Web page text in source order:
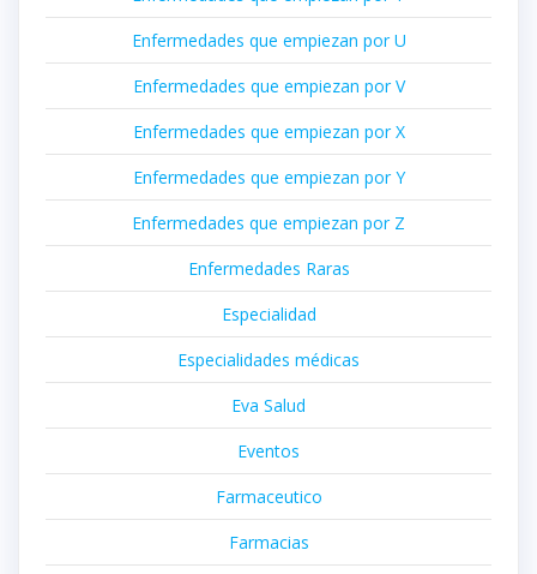
Enfermedades que empiezan por U
Enfermedades que empiezan por V
Enfermedades que empiezan por X
Enfermedades que empiezan por Y
Enfermedades que empiezan por Z
Enfermedades Raras
Especialidad
Especialidades médicas
Eva Salud
Eventos
Farmaceutico
Farmacias